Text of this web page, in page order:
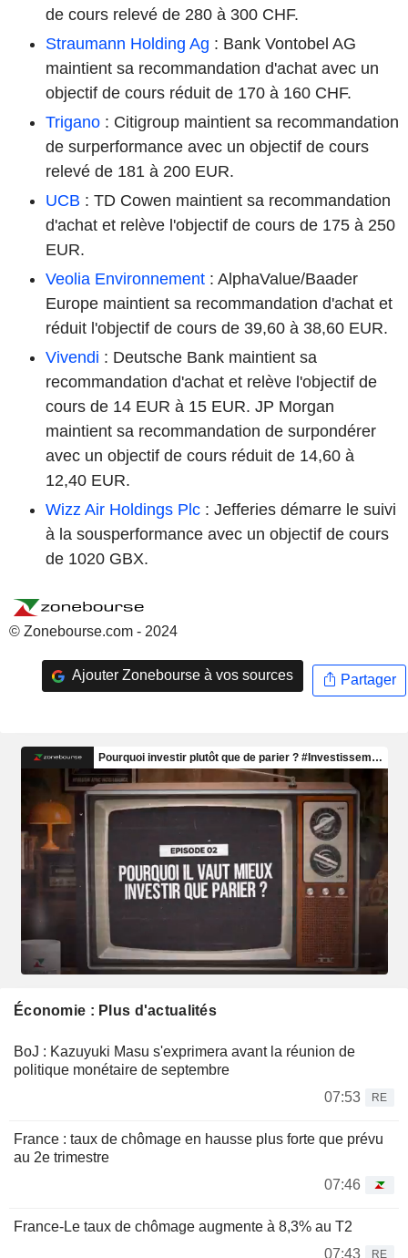
de cours relevé de 280 à 300 CHF.
Straumann Holding Ag : Bank Vontobel AG
maintient sa recommandation d'achat avec un
objectif de cours réduit de 170 à 160 CHF.
Trigano : Citigroup maintient sa recommandation
de surperformance avec un objectif de cours
relevé de 181 à 200 EUR.
UCB : TD Cowen maintient sa recommandation
d'achat et relève l'objectif de cours de 175 à 250
EUR.
Veolia Environnement : AlphaValue/Baader
Europe maintient sa recommandation d'achat et
réduit l'objectif de cours de 39,60 à 38,60 EUR.
Vivendi : Deutsche Bank maintient sa
recommandation d'achat et relève l'objectif de
cours de 14 EUR à 15 EUR. JP Morgan
maintient sa recommandation de surpondérer
avec un objectif de cours réduit de 14,60 à
12,40 EUR.
Wizz Air Holdings Plc : Jefferies démarre le suivi
à la sousperformance avec un objectif de cours
de 1020 GBX.
© Zonebourse.com - 2024
Ajouter Zonebourse à vos sources Partager
Économie : Plus d'actualités
BoJ : Kazuyuki Masu s'exprimera avant la réunion de
politique monétaire de septembre
07:53
RE
France : taux de chômage en hausse plus forte que prévu
au 2e trimestre
07:46
France-Le taux de chômage augmente à 8,3% au T2
07:43
RE